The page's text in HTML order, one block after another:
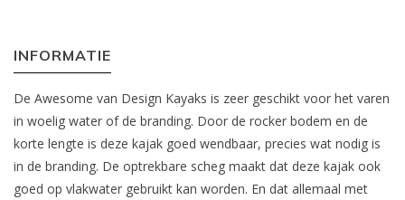
INFORMATIE
De Awesome van Design Kayaks is zeer geschikt voor het varen
in woelig water of de branding. Door de rocker bodem en de
korte lengte is deze kajak goed wendbaar, precies wat nodig is
in de branding. De optrekbare scheg maakt dat deze kajak ook
goed op vlakwater gebruikt kan worden. En dat allemaal met